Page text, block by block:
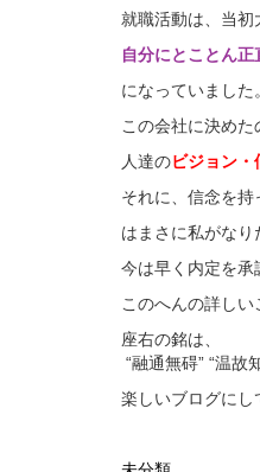
就職活動は、当初
自分にとことん正
になっていました。
この会社に決め
人達のビジョン・
それに、信念を
はまさに私がなり
今は早く内定を承
このへんの詳し
座右の銘は、
“融通無碍” “温
楽しいブログにし